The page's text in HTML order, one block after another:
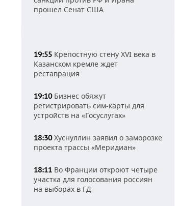
прошел Сенат США
19:55 Крепостную стену XVI века в
Казанском кремле ждет
реставрация
19:10Бизнес обяжут
регистрировать сим-карты для
устройств на «Госуслугах»
18:30Хуснуллин заявил о заморозке
проекта трассы «Меридиан»
18:11 Во Франции откроют четыре
участка для голосования россиян
на выборах в ГД